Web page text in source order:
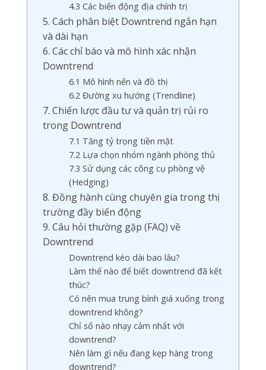
4.3 Các biến động địa chính trị
5. Cách phân biệt Downtrend ngắn hạn
và dài hạn
6. Các chỉ báo và mô hình xác nhận
Downtrend
6.1 Mô hình nến và đồ thị
6.2 Đường xu hướng (Trendline)
7. Chiến lược đầu tư và quản trị rủi ro
trong Downtrend
7.1 Tăng tỷ trọng tiền mặt
7.2 Lựa chọn nhóm ngành phòng thủ
7.3 Sử dụng các công cụ phòng vệ
(Hedging)
8. Đồng hành cùng chuyên gia trong thị
trường đầy biến động
9. Câu hỏi thường gặp (FAQ) về
Downtrend
Downtrend kéo dài bao lâu?
Làm thế nào để biết downtrend đã kết
thúc?
Có nên mua trung bình giá xuống trong
downtrend không?
Chỉ số nào nhạy cảm nhất với
downtrend?
Nên làm gì nếu đang kẹp hàng trong
downtrend?